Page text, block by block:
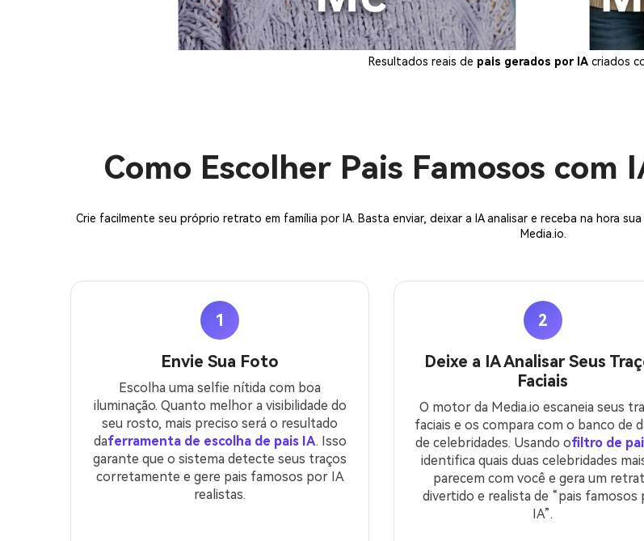
Resultados reais de pais gerados por IA criados
Como Escolher Pais Famosos com
Crie facilmente seu próprio retrato em família por IA. Basta enviar, deixar a IA analisar e receba na hora sua
Media.io.
1
Envie Sua Foto
Escolha uma selfie nítida com boa
iluminação. Quanto melhor a visibilidade do
seu rosto, mais preciso será o resultado
daferramenta de escolha de pais IA. Isso
garante que o sistema detecte seus traços
corretamente e gere pais famosos por IA
realistas.
2
Deixe a IA Analisar Seus
Faciais
O motor da Media.io escaneia seus
faciais e os compara com o banco de
de celebridades. Usando ofiltro de
identifica quais duas celebridades
parecem com você e gera um
divertido e realista de “pais famosos
IA”.